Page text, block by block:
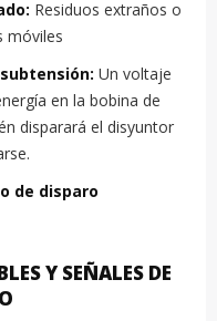
Residuos extraños o
móviles
Un voltaje
en la bobina de
disparará el disyuntor
de disparo
Y SEÑALES DE